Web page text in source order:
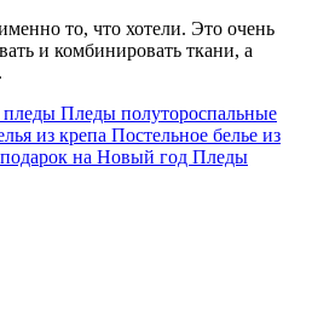
то, что хотели. Это очень
и комбинировать ткани, а
пледы Пледы полутороспальные
из крепа Постельное белье из
на Новый год Пледы